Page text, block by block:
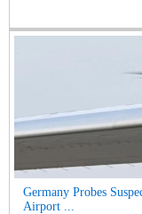
Germany Probes
Airport ...